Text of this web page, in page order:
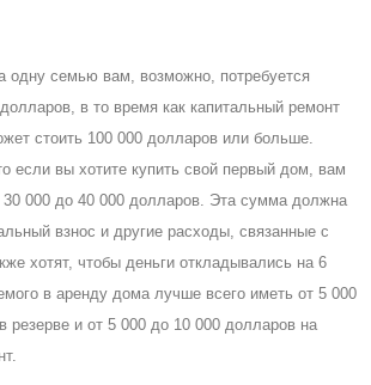
одну семью вам, возможно, потребуется
долларов, в то время как капитальный ремонт
стоить 100 000 долларов или больше.
если вы хотите купить свой первый дом, вам
30 000 до 40 000 долларов. Эта сумма должна
взнос и другие расходы, связанные с
хотят, чтобы деньги откладывались на 6
в аренду дома лучше всего иметь от 5 000
резерве и от 5 000 до 10 000 долларов на